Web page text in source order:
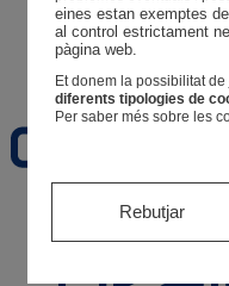
Tus pedidos
Cesta
Favoritos
Recién nacido0-12
eines estan exemptes
al control estrictament
pàgina web.
Et donem la possibilitat de
diferents tipologies de
Per saber més sobre les
Rebutjar